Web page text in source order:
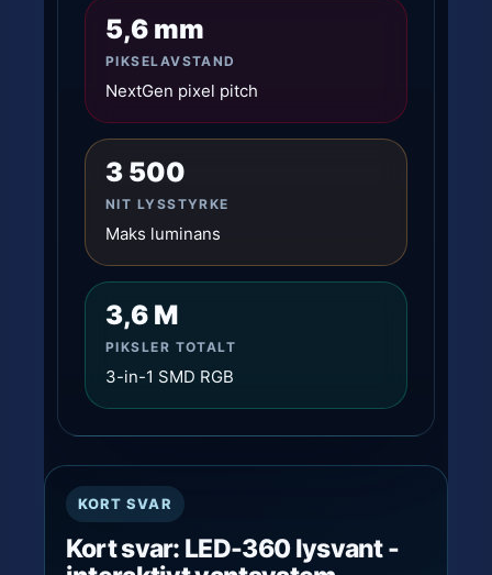
5,6 mm
PIKSELAVSTAND
NextGen pixel pitch
3 500
NIT LYSSTYRKE
Maks luminans
3,6 M
PIKSLER TOTALT
3-in-1 SMD RGB
KORT SVAR
Kort svar: LED-360 lysvant -